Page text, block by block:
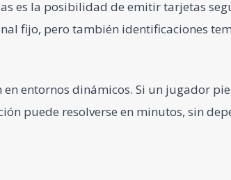
es la posibilidad de emitir tarjetas
fijo, pero también identificaciones
entornos dinámicos. Si un jugador
puede resolverse en minutos, sin